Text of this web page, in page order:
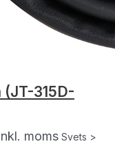
(JT-315D-
moms Svets >